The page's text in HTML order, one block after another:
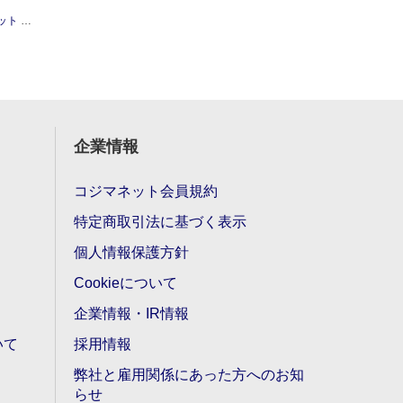
ール
企業情報
コジマネット会員規約
特定商取引法に基づく表示
個人情報保護方針
Cookieについて
企業情報・IR情報
採用情報
弊社と雇用関係にあった方へのお知
らせ